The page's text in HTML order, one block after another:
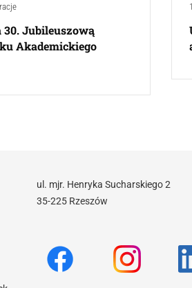
Jubileuszową
Akademickiego
ul. mjr. Henryka Sucharskiego 2
35-225 Rzeszów